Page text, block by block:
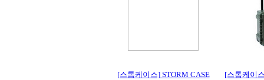
[스톰케이스] STORM CASE
[스톰케이